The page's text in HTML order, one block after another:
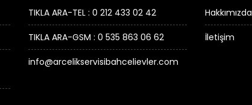
TIKLA ARA-TEL : 0 212 433 02 42
TIKLA ARA-GSM : 0 535 863 06 62
info@arcelikservisibahcelievler.com
Hakkımızda
İletişim